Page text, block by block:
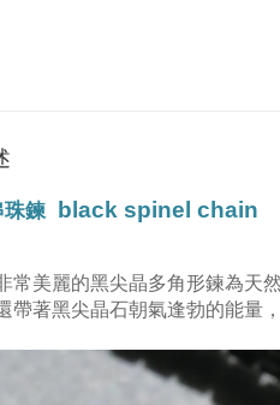
珠鍊 black spinel chain
常美麗的黑尖晶多角形鍊為天
帶著黑尖晶石朝氣逢勃的能量